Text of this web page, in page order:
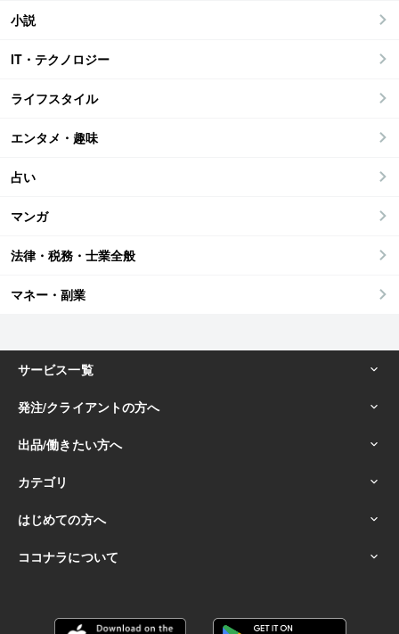
小説
IT・テクノロジー
ライフスタイル
エンタメ・趣味
占い
マンガ
法律・税務・士業全般
マネー・副業